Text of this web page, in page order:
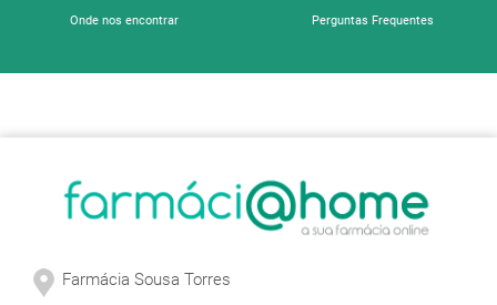
Onde nos encontrar Perguntas Frequentes
Farmácia Sousa Torres